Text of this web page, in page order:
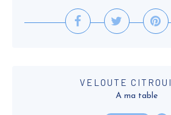
VELOUTE
A ma table